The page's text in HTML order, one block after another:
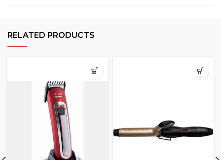
RELATED PRODUCTS